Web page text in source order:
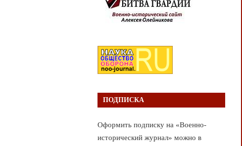
ПОДПИСКА
Оформить подписку на «Военно-
исторический журнал» можно в